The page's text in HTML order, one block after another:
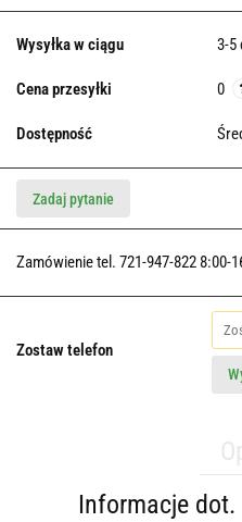
Wysyłka w ciągu 3-5
Cena przesyłki 0
Dostępność
Zadaj pytanie
Zamówienie tel. 721-947-822 8:00-
Zostaw telefon
Informacje